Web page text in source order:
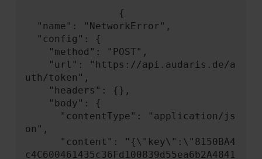
uth/token",
on",
c4C600461435c36Fd100839d55ea6b2A4841